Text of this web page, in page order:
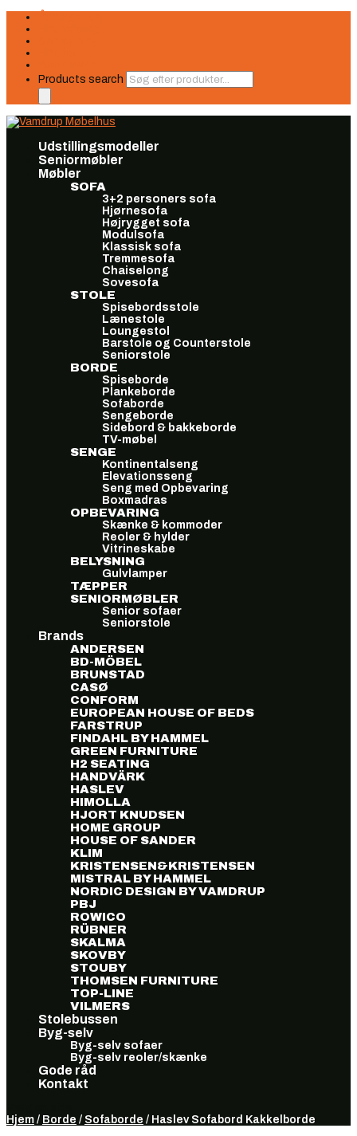
Products search
Udstillingsmodeller
Seniormøbler
Møbler
SOFA
3+2 personers sofa
Hjørnesofa
Højrygget sofa
Modulsofa
Klassisk sofa
Tremmesofa
Chaiselong
Sovesofa
STOLE
Spisebordsstole
Lænestole
Loungestol
Barstole og Counterstole
Seniorstole
BORDE
Spiseborde
Plankeborde
Sofaborde
Sengeborde
Sidebord & bakkeborde
TV-møbel
SENGE
Kontinentalseng
Elevationsseng
Seng med Opbevaring
Boxmadras
OPBEVARING
Skænke & kommoder
Reoler & hylder
Vitrineskabe
BELYSNING
Gulvlamper
TÆPPER
SENIORMØBLER
Senior sofaer
Seniorstole
Brands
ANDERSEN
BD-MÖBEL
BRUNSTAD
CASØ
CONFORM
EUROPEAN HOUSE OF BEDS
FARSTRUP
FINDAHL BY HAMMEL
GREEN FURNITURE
H2 SEATING
HANDVÄRK
HASLEV
HIMOLLA
HJORT KNUDSEN
HOME GROUP
HOUSE OF SANDER
KLIM
KRISTENSEN&KRISTENSEN
MISTRAL BY HAMMEL
NORDIC DESIGN BY VAMDRUP
PBJ
ROWICO
RÜBNER
SKALMA
SKOVBY
STOUBY
THOMSEN FURNITURE
TOP-LINE
VILMERS
Stolebussen
Byg-selv
Byg-selv sofaer
Byg-selv reoler/skænke
Gode råd
Kontakt
Hjem / Borde / Sofaborde / Haslev Sofabord Kakkelborde